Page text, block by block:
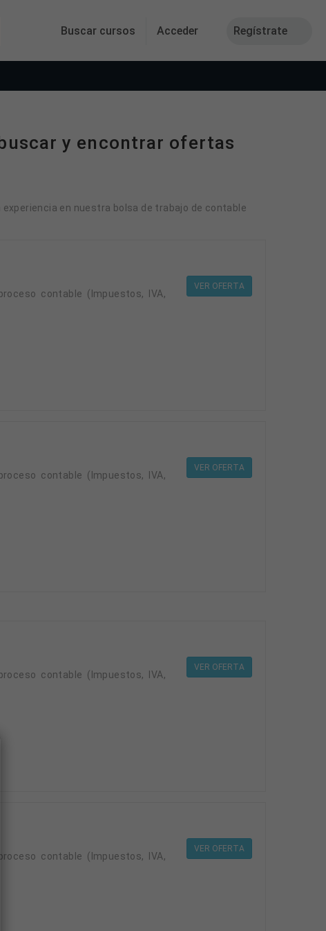
Buscar cursos Acceder Regístrate
y encontrar ofertas
en nuestra bolsa de trabajo de contable
contable (Impuestos, IVA,
VER OFERTA
contable (Impuestos, IVA,
VER OFERTA
contable (Impuestos, IVA,
VER OFERTA
contable (Impuestos, IVA,
VER OFERTA